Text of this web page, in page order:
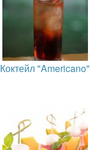
Коктейл "Americano"